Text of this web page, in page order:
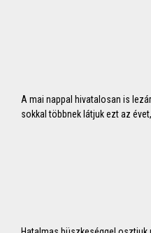
A mai nappal hivatalosan is
sokkal többnek látjuk ezt az